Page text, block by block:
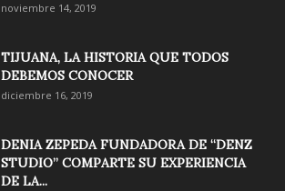
noviembre 14, 2019
TIJUANA, LA HISTORIA QUE TODOS
DEBEMOS CONOCER
diciembre 16, 2019
DENIA ZEPEDA FUNDADORA DE “DENZ
STUDIO” COMPARTE SU EXPERIENCIA
DE LA...